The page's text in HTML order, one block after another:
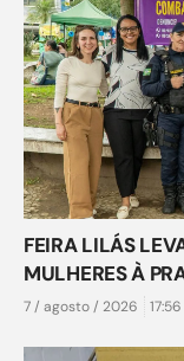
FEIRA LILÁS
MULHERES À
7 / agosto / 2026 17:56